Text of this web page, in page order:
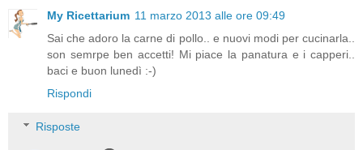
My Ricettarium 11 marzo 2013 alle ore 09:49
Sai che adoro la carne di pollo.. e nuovi modi per cucinarla..
son semrpe ben accetti! Mi piace la panatura e i capperi..
baci e buon lunedì :-)
Rispondi
Risposte